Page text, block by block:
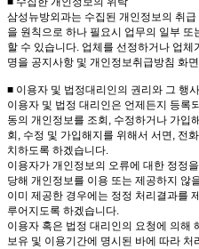
삼성뉴방외과는 수집된 개인정보의 취
을 원칙으로 하나 필요시 업무의 일부
할 수 있습니다. 업체를 선정하거나 업체
명을 공지사항 및 개인정보취급방침 화
■ 이용자 및 법정대리인의 권리와 그 행
이용자 및 법정 대리인은 언제든지 등록
동의 개인정보를 조회, 수정하거나 가입
회, 수정 및 가입해지를 위해서 서면, 전
치하도록 하겠습니다.
이용자가 개인정보의 오류에 대한 정정
당해 개인정보를 이용 또는 제공하지 않
이미 제공한 경우에는 정정 처리결과를
루어지도록 하겠습니다.
이용자 혹은 법정 대리인의 요청에 의해
보유 및 이용기간에 명시된 바에 따라